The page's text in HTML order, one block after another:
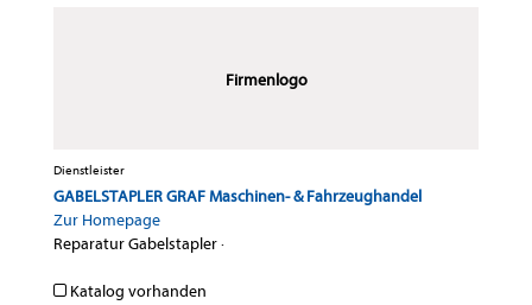
Firmenlogo
Dienstleister
GABELSTAPLER GRAF Maschinen- & Fahrzeughandel
Zur Homepage
Reparatur Gabelstapler·
Katalog vorhanden